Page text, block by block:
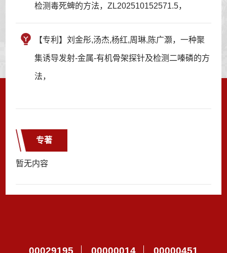
检测毒死蜱的方法，ZL202510152571.5，
【专利】刘金彤,汤杰,杨红,周琳,陈广灏，一种聚
集诱导发射-金属-有机骨架探针及检测二嗪磷的方
法，
专著
暂无内容
00029195 00000014 00000451